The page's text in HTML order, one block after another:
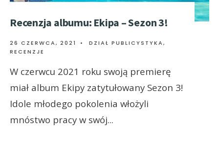
Recenzja albumu: Ekipa – Sezon 3!
26 CZERWCA, 2021 • DZIAŁ PUBLICYSTYKA,
RECENZJE
W czerwcu 2021 roku swoją premierę
miał album Ekipy zatytułowany Sezon 3!
Idole młodego pokolenia włożyli
mnóstwo pracy w swój...